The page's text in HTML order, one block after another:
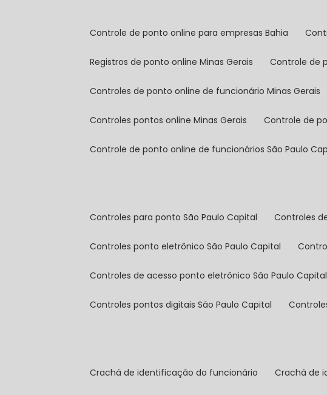
controle de ponto online para empresas Bahia
registros de ponto online Minas Gerais controle de
controles de ponto online de funcionário Minas Gerais
controles pontos online Minas Gerais controle de
controle de ponto online de funcionários São Paulo
controles para ponto São Paulo Capital controles
controles ponto eletrônico São Paulo Capital
controles de acesso ponto eletrônico São Paulo Capital
controles pontos digitais São Paulo Capital
crachá de identificação do funcionário crachá de